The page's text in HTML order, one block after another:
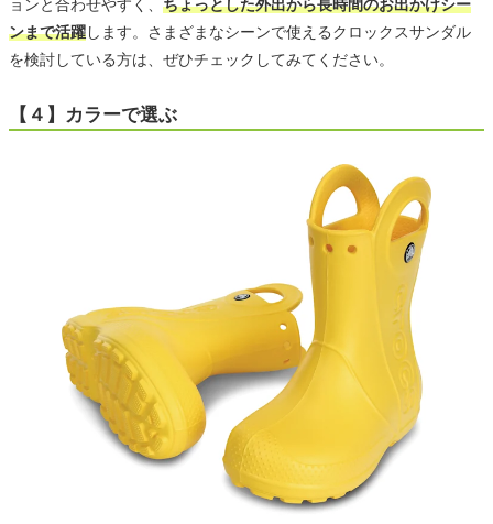
ョンと合わせやすく、 ちょっとした外出から長時間のお出かけシー
ンまで活躍します。さまざまなシーンで使えるクロックスサンダル
を検討している方は、ぜひチェックしてみてください。
【４】カラーで選ぶ